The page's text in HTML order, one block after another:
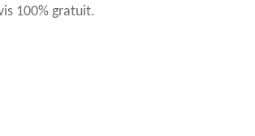
100% gratuit.